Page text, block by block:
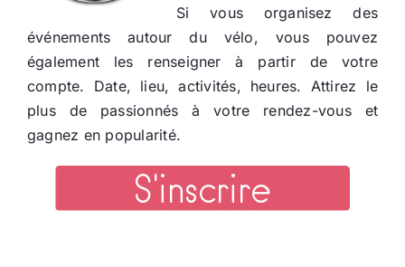
Si vous organisez des
événements autour du vélo, vous pouvez
également les renseigner à partir de votre
compte. Date, lieu, activités, heures. Attirez le
plus de passionnés à votre rendez-vous et
gagnez en popularité.